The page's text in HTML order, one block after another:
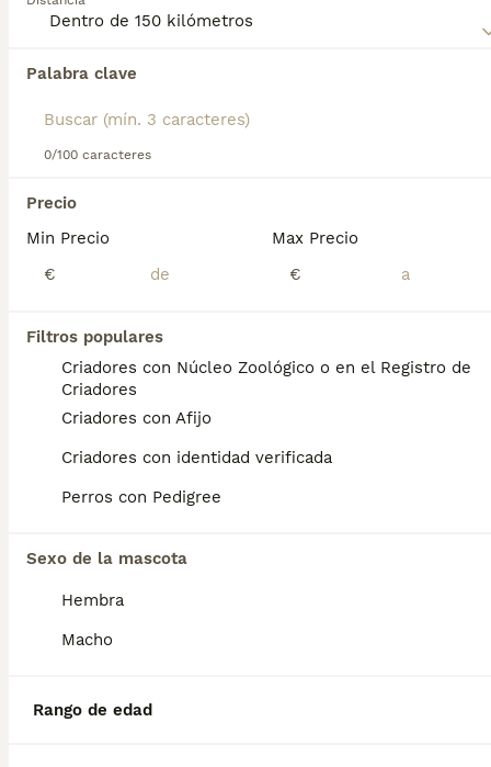
Palabra clave
0/100 caracteres
Precio
Min Precio
€
Max Precio
€
Filtros populares
Criadores con Núcleo Zoológico o en el Registro de
Criadores
Criadores con Afijo
Criadores con identidad verificada
Perros con Pedigree
Sexo de la mascota
Hembra
Macho
Rango de edad
Encontramos 0 Perdiguero de Drente
Si deseas exactamente esta búsqueda guarda tu
búsqueda y espera el resultado perfecto:
Preguntas frecuentes
¿Cuánto vale un perro
perdiguero?
El coste de adquisición de esta raza puede
variar según factores como el pedigrí, la
reputación del criador y la ubicación
geográfica. Es fundamental acudir a
Informarse bien y comparar opciones antes
decisión.
perdiguero?